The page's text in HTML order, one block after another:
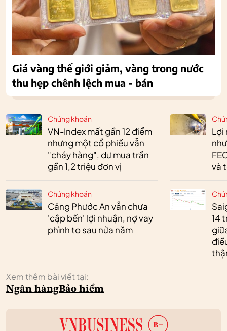
Chứng khoán
VN-Index mất gần 12 điểm
nhưng một cổ phiếu vẫn
"cháy hàng", dư mua trần
gần 1,2 triệu đơn vị
Chứng khoán
Cảng Phước An vẫn chưa
'cập bến' lợi nhuận, nợ vay
phình to sau nửa năm
Lợi
và
14
Xem thêm bài viết tại:
Ngân hàngBảo hiểm
Giá vàng thế giới giảm, vàng trong nước
thu hẹp chênh lệch mua - bán